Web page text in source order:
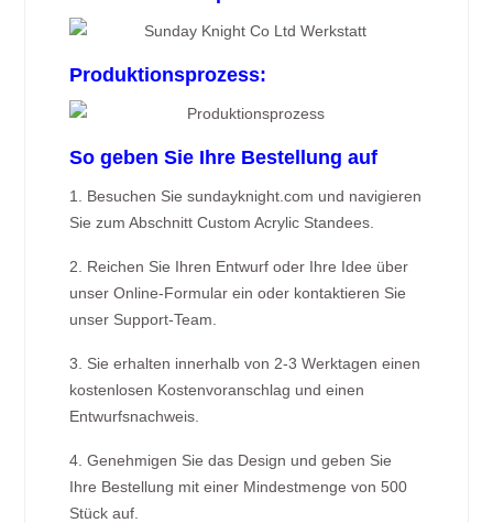
Produktionsprozess:
So geben Sie Ihre Bestellung auf
1. Besuchen Sie sundayknight.com und navigieren
Sie zum Abschnitt Custom Acrylic Standees.
2. Reichen Sie Ihren Entwurf oder Ihre Idee über
unser Online-Formular ein oder kontaktieren Sie
unser Support-Team.
3. Sie erhalten innerhalb von 2-3 Werktagen einen
kostenlosen Kostenvoranschlag und einen
Entwurfsnachweis.
4. Genehmigen Sie das Design und geben Sie
Ihre Bestellung mit einer Mindestmenge von 500
Stück auf.